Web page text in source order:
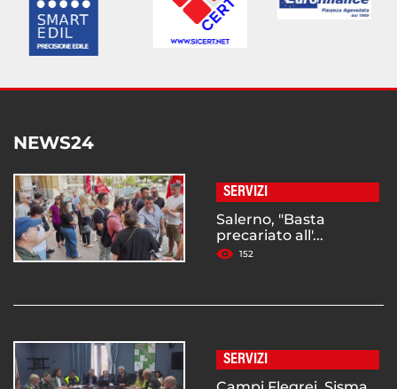
NEWS24
SERVIZI
Salerno, "Basta
precariato all'...
152
SERVIZI